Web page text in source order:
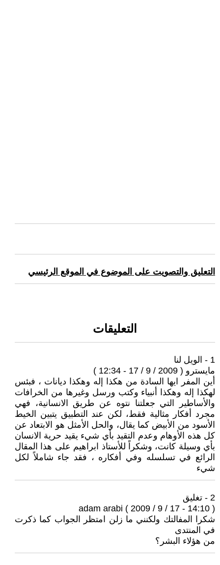
التعليق والتصويت على الموضوع في الموقع الرئيسي
التعليقات
1 - الويل لنا
مايسترو ( 2009 / 9 / 17 - 12:34 )
أين المفر ايها السادة من هكذا إله وهكذا ديانات ، فبئس
لهكذا إله وهكذا أنبياء وكتب ورسل وغيرها من الخرافات
والأساطير التي جعلتنا نتوه عن طريق الانسانية، فهي
مجرد أفكار مثالية فقط، لكن عند التطبيق يتبين الخيط
الأسود من الأبيض كما يقال، والحل الأمثل هو الابتعاد عن
كل هذه الأوهام وعدم التقيد بأي شيء يقيد حرية الانسان
بأي وسيلة كانت، وشكراً للأستاذ ابراهيم على هذا المقال
الرائع في تسلسله وفي أفكاره ، فقد جاء شاملاً لكل
شيء
2 - تغليق
adam arabi ( 2009 / 9 / 17 - 14:10 )
شكرا المفالتك ولكنني ما زلن امتظر الجواب كما ذكرت
في المنتدى
من هؤلاء البشر؟